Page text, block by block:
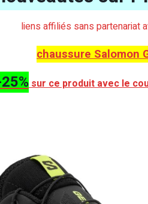
liens affiliés sans partenariat
chaussure Salomon
sur ce produit avec le